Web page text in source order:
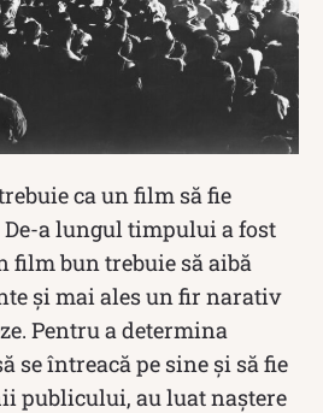
ca un film să fie
a lungul timpului a fost
film bun trebuie să aibă
și mai ales un fir narativ
Pentru a determina
se întreacă pe sine și să fie
publicului, au luat naștere